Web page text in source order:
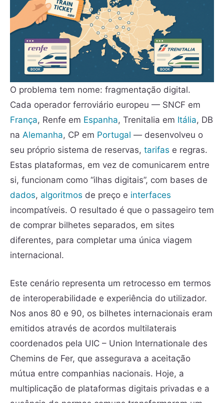
O problema tem nome: fragmentação digital.
Cada operador ferroviário europeu — SNCF em
França, Renfe em Espanha, Trenitalia em Itália, DB
na Alemanha, CP em Portugal — desenvolveu o
seu próprio sistema de reservas, tarifas e regras.
Estas plataformas, em vez de comunicarem entre
si, funcionam como “ilhas digitais”, com bases de
dados, algoritmos de preço e interfaces
incompatíveis. O resultado é que o passageiro tem
de comprar bilhetes separados, em sites
diferentes, para completar uma única viagem
internacional.
Este cenário representa um retrocesso em termos
de interoperabilidade e experiência do utilizador.
Nos anos 80 e 90, os bilhetes internacionais eram
emitidos através de acordos multilaterais
coordenados pela UIC – Union Internationale des
Chemins de Fer, que assegurava a aceitação
mútua entre companhias nacionais. Hoje, a
multiplicação de plataformas digitais privadas e a